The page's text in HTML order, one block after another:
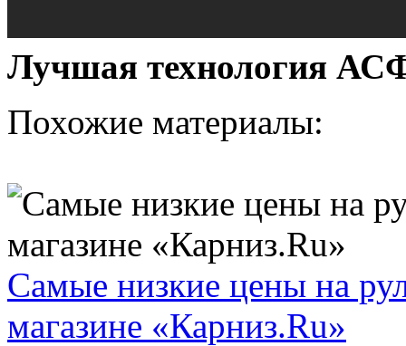
Лучшая технология
Похожие материалы:
Самые низкие цены на
магазине «Карниз.Ru»